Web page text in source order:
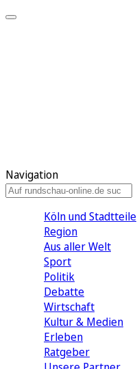
Navigation
Köln und Stadtteile
Region
Aus aller Welt
Sport
Politik
Debatte
Wirtschaft
Kultur & Medien
Erleben
Ratgeber